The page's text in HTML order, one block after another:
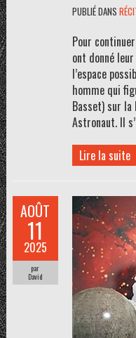
PUBLIÉ DANS
Pour
ont donné
l’espace
homme qui
Basset) sur la
Astronaut. Il
Lire la suite
AOÛT
11
2025
par
David